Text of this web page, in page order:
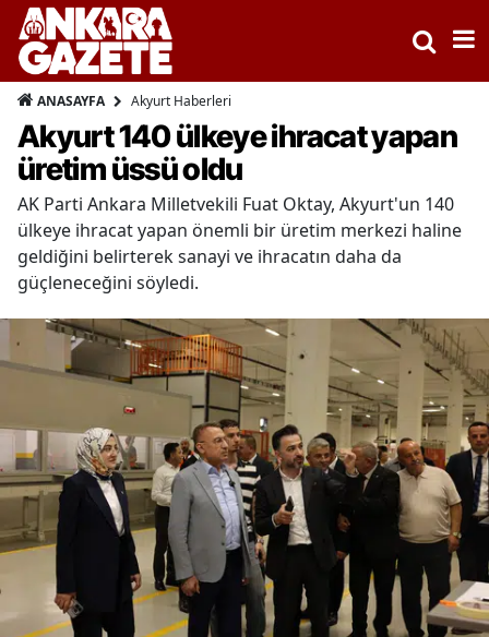
ANASAYFA Akyurt Haberleri
Akyurt 140 ülkeye ihracat yapan
üretim üssü oldu
AK Parti Ankara Milletvekili Fuat Oktay, Akyurt'un 140
ülkeye ihracat yapan önemli bir üretim merkezi haline
geldiğini belirterek sanayi ve ihracatın daha da
güçleneceğini söyledi.